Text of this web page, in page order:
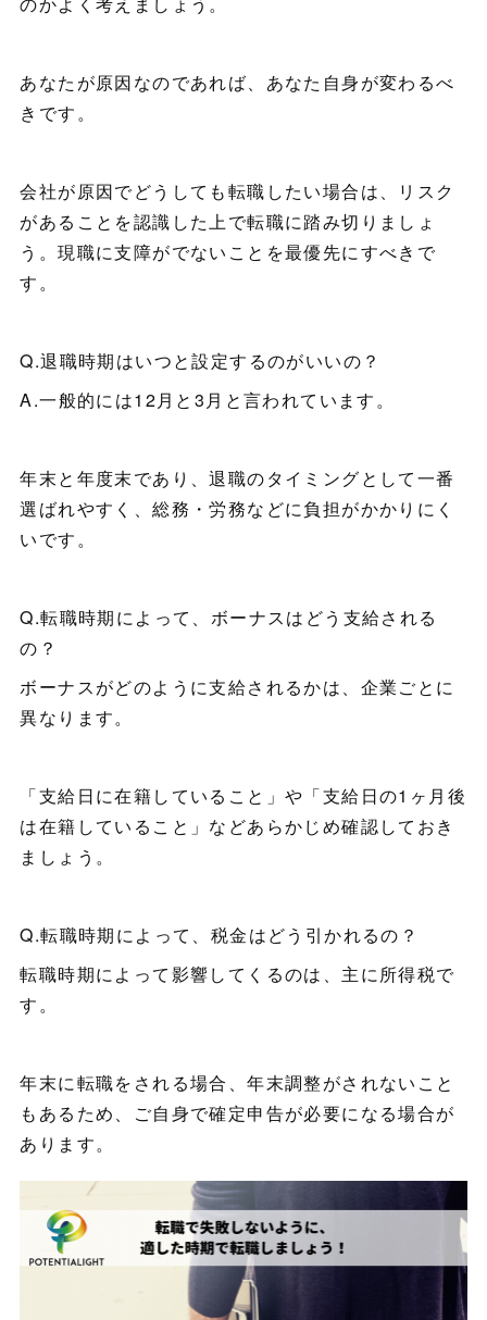
あなたが原因なのであれば、あなた自身が変わるべ
きです。
会社が原因でどうしても転職したい場合は、リスク
があることを認識した上で転職に踏み切りましょ
う。現職に支障がでないことを最優先にすべきで
す。
Q.退職時期はいつと設定するのがいいの？
A.一般的には12月と3月と言われています。
年末と年度末であり、退職のタイミングとして一番
選ばれやすく、総務・労務などに負担がかかりにく
いです。
Q.転職時期によって、ボーナスはどう支給される
の？
ボーナスがどのように支給されるかは、企業ごとに
異なります。
「支給日に在籍していること」や「支給日の1ヶ月後
は在籍していること」などあらかじめ確認しておき
ましょう。
Q.転職時期によって、税金はどう引かれるの？
転職時期によって影響してくるのは、主に所得税で
す。
年末に転職をされる場合、年末調整がされないこと
もあるため、ご自身で確定申告が必要になる場合が
あります。